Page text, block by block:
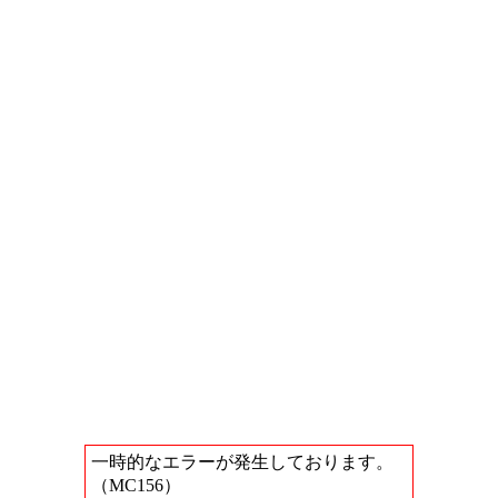
一時的なエラーが発生しております。
（MC156）